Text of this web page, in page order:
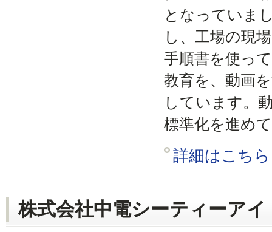
となっていま
し、工場の現
手順書を使っ
教育を、動画
しています。
標準化を進め
詳細はこち
株式会社中電シーティーアイ